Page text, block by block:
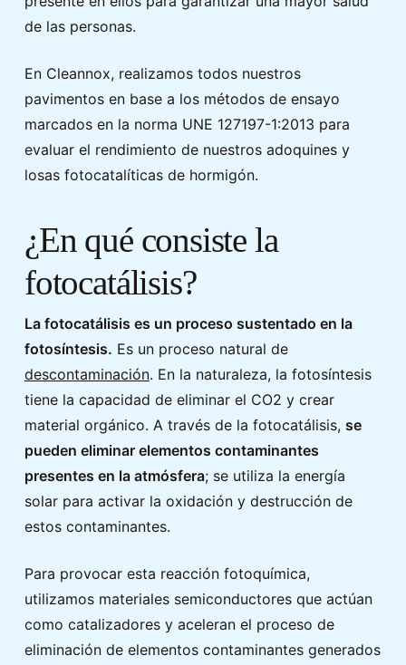
de las personas.
En Cleannox, realizamos todos nuestros
pavimentos en base a los métodos de ensayo
marcados en la norma UNE 127197-1:2013 para
evaluar el rendimiento de nuestros adoquines y
losas fotocatalíticas de hormigón.
¿En qué consiste la
fotocatálisis?
La fotocatálisis es un proceso sustentado en la
fotosíntesis. Es un proceso natural de
descontaminación. En la naturaleza, la fotosíntesis
tiene la capacidad de eliminar el CO2 y crear
material orgánico. A través de la fotocatálisis, se
pueden eliminar elementos contaminantes
presentes en la atmósfera; se utiliza la energía
solar para activar la oxidación y destrucción de
estos contaminantes.
Para provocar esta reacción fotoquímica,
utilizamos materiales semiconductores que actúan
como catalizadores y aceleran el proceso de
eliminación de elementos contaminantes generados